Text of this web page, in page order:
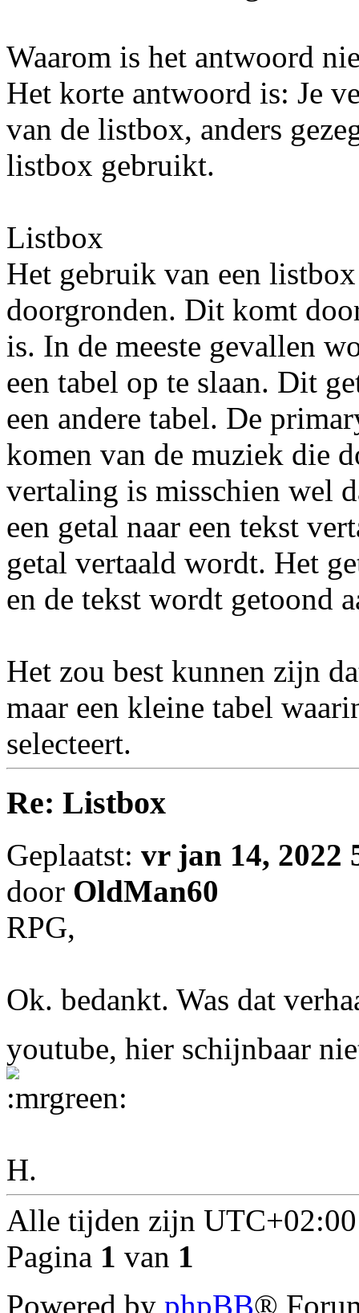
Waarom is het antwoord
Het korte antwoord is: Je
van de listbox, anders
listbox gebruikt.
Listbox
Het gebruik van een
doorgronden. Dit komt
is. In de meeste gevallen
een tabel op te slaan. Dit
een andere tabel. De
komen van de muziek die
vertaling is misschien wel
een getal naar een tekst
getal vertaald wordt. Het
en de tekst wordt getoond
Het zou best kunnen zijn
maar een kleine tabel
selecteert.
Re: Listbox
Geplaatst: vr jan 14, 2022
door OldMan60
RPG,
Ok. bedankt. Was dat
youtube, hier schijnbaar
H.
Alle tijden zijn UTC+02:00
Pagina 1 van 1
Powered by phpBB®